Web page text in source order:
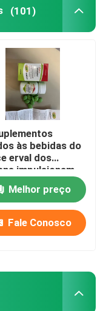
(101)
às bebidas do
erval dos
impulsionam
da energia
Melhor preço
Fale Conosco